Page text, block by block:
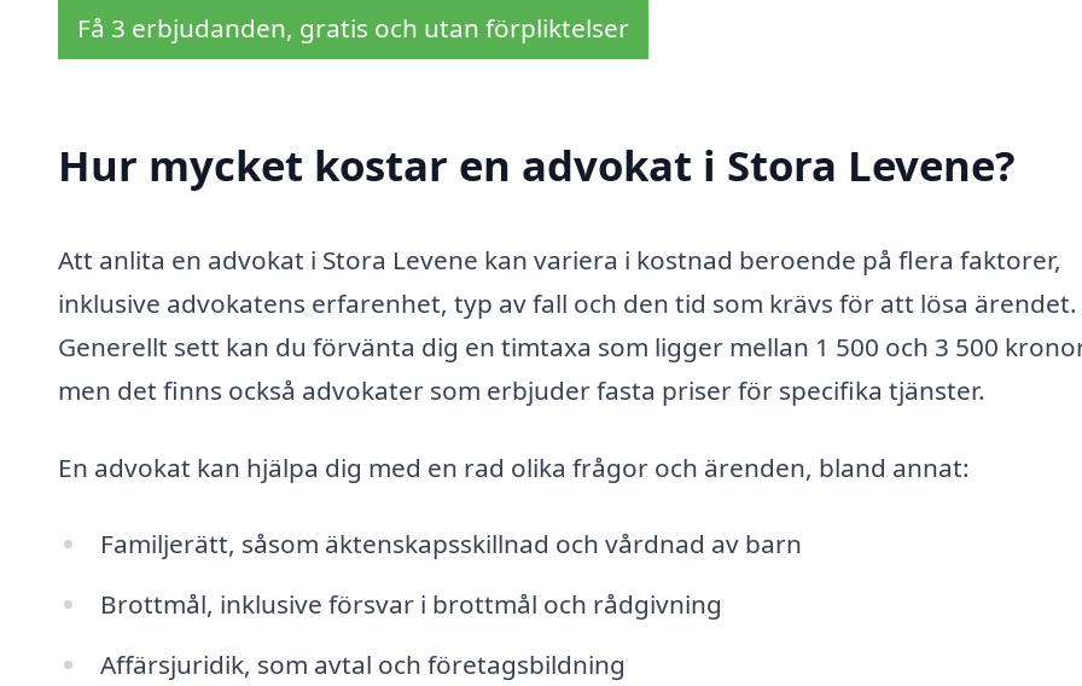
Få 3 erbjudanden, gratis och utan förpliktelser
Hur mycket kostar en advokat i Stora Levene?
Att anlita en advokat i Stora Levene kan variera i kostnad beroende på flera faktorer,
inklusive advokatens erfarenhet, typ av fall och den tid som krävs för att lösa ärendet.
Generellt sett kan du förvänta dig en timtaxa som ligger mellan 1 500 och 3 500
men det finns också advokater som erbjuder fasta priser för specifika tjänster.
En advokat kan hjälpa dig med en rad olika frågor och ärenden, bland annat:
Familjerätt, såsom äktenskapsskillnad och vårdnad av barn
Brottmål, inklusive försvar i brottmål och rådgivning
Affärsjuridik, som avtal och företagsbildning